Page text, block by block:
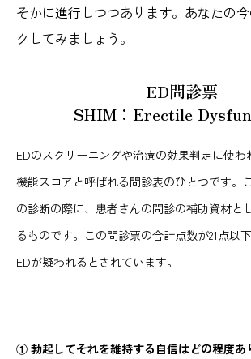
そかに進行しつつあります。あなたの
クしてみましょう。
ED問診票
SHIM：Erectile
EDのスクリーニングや治療の効果判定に使わ
機能スコアと呼ばれる問診表のひとつです。
の診断の際に、患者さんの問診の補助資材と
るものです。この問診票の合計点数が21点以
EDが疑われるとされています。
① 勃起してそれを維持する自信はどの程度あ